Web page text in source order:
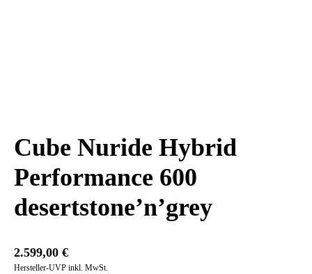
Cube Nuride Hybrid
Performance 600
desertstone’n’grey
2.599,00 €
Hersteller-UVP inkl. MwSt.